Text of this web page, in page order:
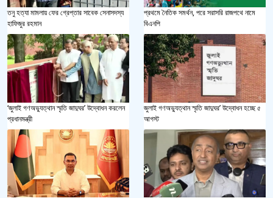
তনু হত্যা মামলায় ফের গ্রেপ্তার সাবেক সেনাসদস্য
হাফিজুর রহমান
প্রথমে নৈতিক সমর্থন, পরে সরাসরি রাজপথে নামে
বিএনপি
‘জুলাই গণঅভ্যুত্থান স্মৃতি জাদুঘর’ উদ্বোধন করলেন
প্রধানমন্ত্রী
জুলাই গণঅভ্যুত্থান স্মৃতি জাদুঘর’ উদ্বোধন হচ্ছে ৫
আগস্ট